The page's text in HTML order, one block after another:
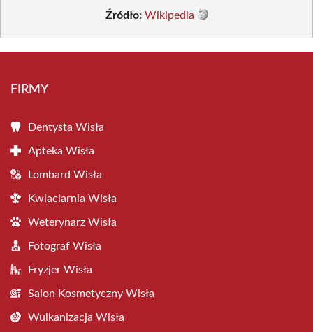
Źródło: Wikipedia
FIRMY
Dentysta Wisła
Apteka Wisła
Lombard Wisła
Kwiaciarnia Wisła
Weterynarz Wisła
Fotograf Wisła
Fryzjer Wisła
Salon Kosmetyczny Wisła
Wulkanizacja Wisła